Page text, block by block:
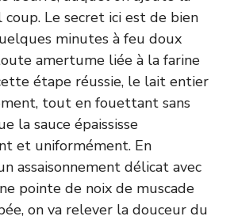
coup. Le secret ici est de bien
minutes à feu doux
amertume liée à la farine
étape réussie, le lait entier
tout en fouettant sans
la sauce épaississe
et uniformément. En
assaisonnement délicat avec
pointe de noix de muscade
on va relever la douceur du